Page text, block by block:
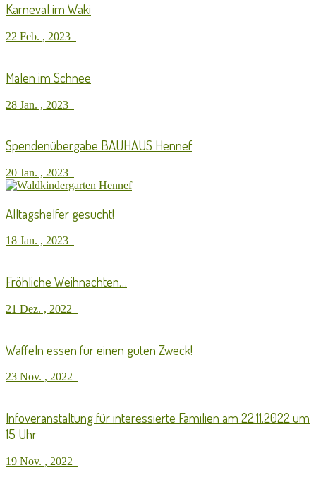
Karneval im Waki
22 Feb. , 2023
Malen im Schnee
28 Jan. , 2023
Spendenübergabe BAUHAUS Hennef
20 Jan. , 2023
Alltagshelfer gesucht!
18 Jan. , 2023
Fröhliche Weihnachten…
21 Dez. , 2022
Waffeln essen für einen guten Zweck!
23 Nov. , 2022
Infoveranstaltung für interessierte Familien am 22.11.2022 um
15 Uhr
19 Nov. , 2022